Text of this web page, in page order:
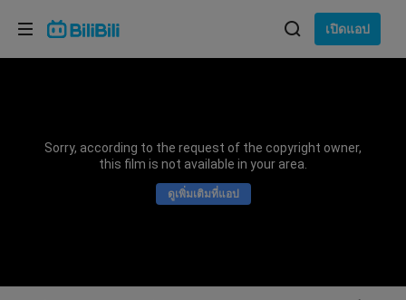
เปิดแอป
Sorry, according to the request of the copyright owner,
this film is not available in your area.
ดูเพิ่มเติมที่แอป
เลือกภาษา